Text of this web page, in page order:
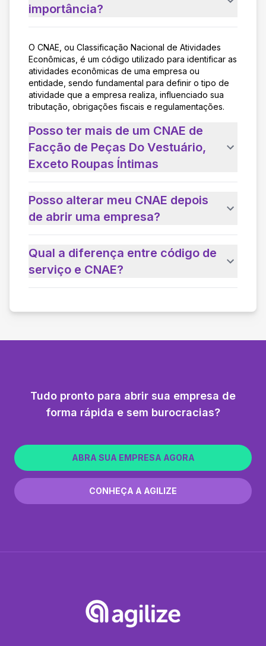
importância?
O CNAE, ou Classificação Nacional de Atividades
Econômicas, é um código utilizado para identificar as
atividades econômicas de uma empresa ou
entidade, sendo fundamental para definir o tipo de
atividade que a empresa realiza, influenciado sua
tributação, obrigações fiscais e regulamentações.
Posso ter mais de um CNAE de
Facção de Peças Do Vestuário,
Exceto Roupas Íntimas
Posso alterar meu CNAE depois
de abrir uma empresa?
Qual a diferença entre código de
serviço e CNAE?
Tudo pronto para abrir sua empresa de
forma rápida e sem burocracias?
ABRA SUA EMPRESA AGORA
CONHEÇA A AGILIZE